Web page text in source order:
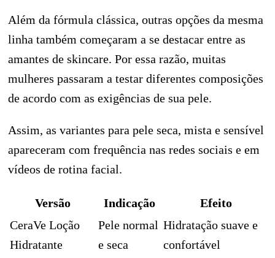
Além da fórmula clássica, outras opções da mesma
linha também começaram a se destacar entre as
amantes de skincare. Por essa razão, muitas
mulheres passaram a testar diferentes composições
de acordo com as exigências de sua pele.
Assim, as variantes para pele seca, mista e sensível
apareceram com frequência nas redes sociais e em
vídeos de rotina facial.
Versão Indicação
Efeito
CeraVe Loção
Hidratante
Pele normal
e seca
Hidratação suave e
confortável